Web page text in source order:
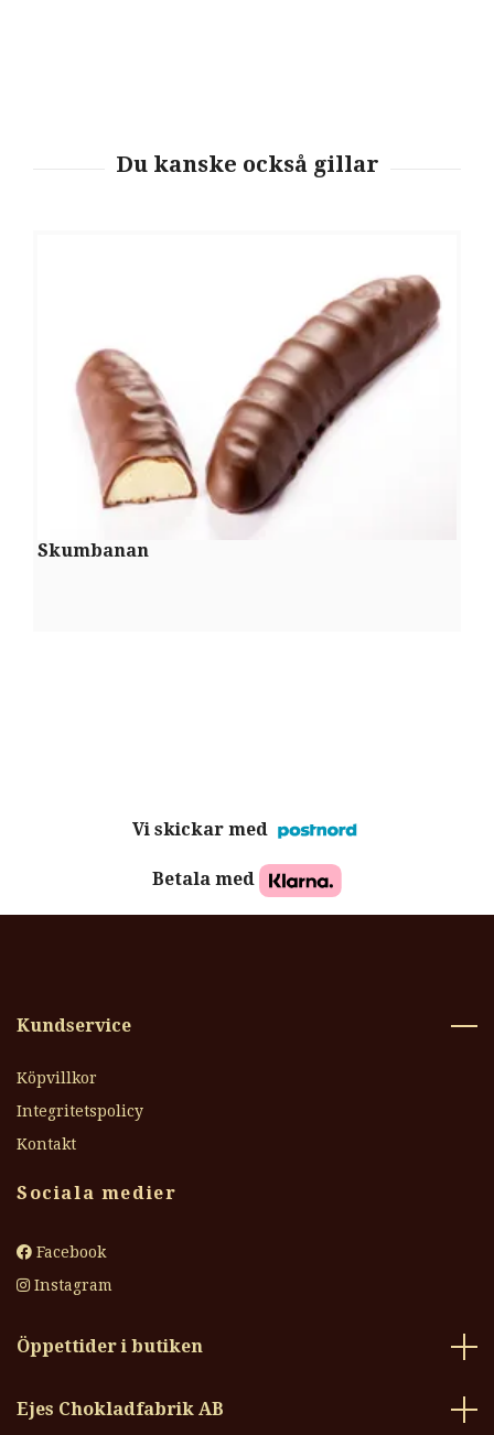
Vi skickar med
Betala med
Skumbanan
Kundservice
Köpvillkor
Integritetspolicy
Kontakt
Sociala medier
Facebook
Instagram
Öppettider i butiken
Ejes Chokladfabrik AB